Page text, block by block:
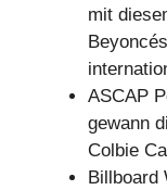
mit
ASCAP
gewann
Colbie
Billboard